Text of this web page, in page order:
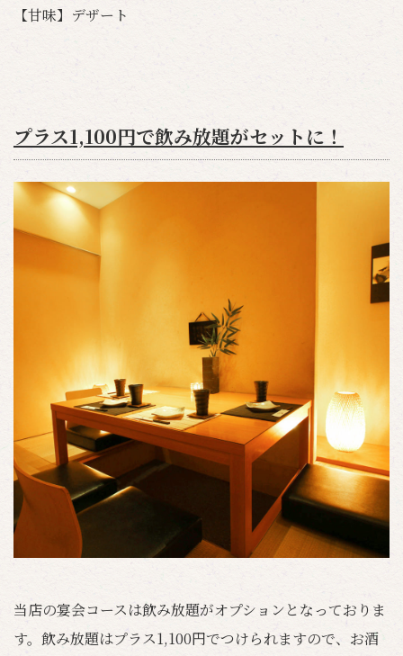
【甘味】デザート
プラス1,100円で飲み放題がセットに！
当店の宴会コースは飲み放題がオプションとなっておりま
す。飲み放題はプラス1,100円でつけられますので、お酒